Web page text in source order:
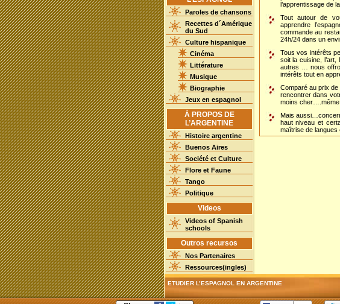
Paroles de chansons
Recettes d´Amérique
du Sud
Culture hispanique
Cinéma
Littérature
Musique
Biographie
Jeux en espagnol
À PROPOS DE
L’ARGENTINE
Histoire argentine
Buenos Aires
Société et Culture
Flore et Faune
Tango
Politique
Videos
Videos of Spanish
schools
Outros recursos
Nos Partenaires
Ressources(ingles)
l’apprentissage de
Tout autour de
apprendre
commande au
24h/24 dans un
Tous vos intérêts
soit la cuisine,
autres … nous
intérêts tout en
Comparé au prix
rencontrer dans
moins cher….même
Mais
haut niveau et
maîtrise de langues
ETUDIER L’ESPAGNOL EN ARGENTINE